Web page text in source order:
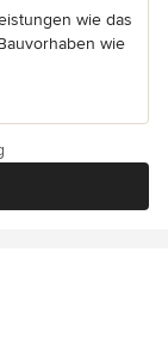
wie das
wie